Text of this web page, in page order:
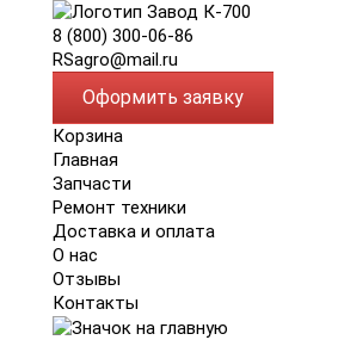
8 (800) 300-06-86
RSagro@mail.ru
Оформить заявку
Корзина
Главная
Запчасти
Ремонт техники
Доставка и оплата
О нас
Отзывы
Контакты